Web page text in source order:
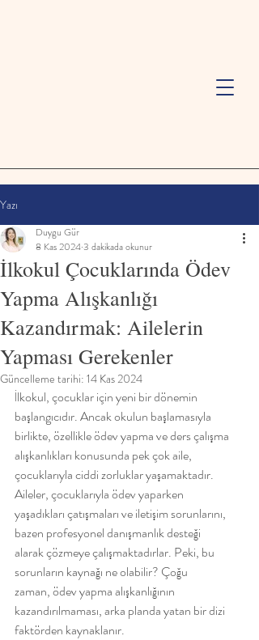
Yazı
İlkokul Çocuklarında Ödev
Yapma Alışkanlığı
Kazandırmak: Ailelerin
Yapması Gerekenler
Duygu Gür
8 Kas 20243 dakikada okunur
Güncelleme tarihi: 14 Kas 2024
İlkokul, çocuklar için yeni bir dönemin
başlangıcıdır. Ancak okulun başlamasıyla
birlikte, özellikle ödev yapma ve ders çalışma
alışkanlıkları konusunda pek çok aile,
çocuklarıyla ciddi zorluklar yaşamaktadır.
Aileler, çocuklarıyla ödev yaparken
yaşadıkları çatışmaları ve iletişim sorunlarını,
bazen profesyonel danışmanlık desteği
alarak çözmeye çalışmaktadırlar. Peki, bu
sorunların kaynağı ne olabilir? Çoğu
zaman, ödev yapma alışkanlığının
kazandırılmaması, arka planda yatan bir dizi
faktörden kaynaklanır.